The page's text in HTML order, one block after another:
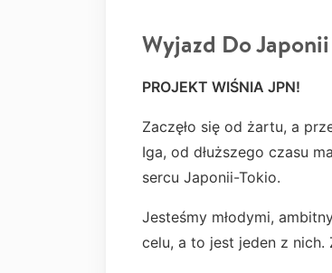
Wyjazd Do Japonii
PROJEKT WIŚNIA JPN!
Zaczęło się od żartu, a
Iga, od dłuższego czasu
sercu Japonii-Tokio.
Jesteśmy młodymi,
celu, a to jest jeden z nich.